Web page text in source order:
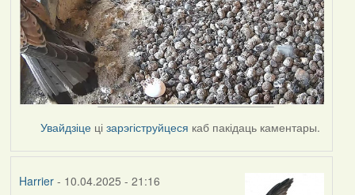
Увайдзіце цізарэгіструйцеся каб пакідаць каментары.
Harrier- 10.04.2025 - 21:16